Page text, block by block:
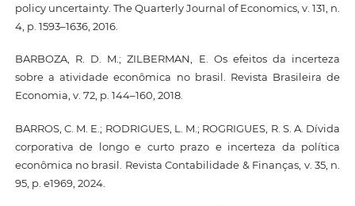
policy uncertainty. The Quarterly Journal of Economics, v. 131, n.
4, p. 1593–1636, 2016.
BARBOZA, R. D. M.; ZILBERMAN, E. Os efeitos da incerteza
sobre a atividade econômica no brasil. Revista Brasileira de
Economia, v. 72, p. 144–160, 2018.
BARROS, C. M. E.; RODRIGUES, L. M.; ROGRIGUES, R. S. A. Dívida
corporativa de longo e curto prazo e incerteza da política
econômica no brasil. Revista Contabilidade & Finanças, v. 35, n.
95, p. e1969, 2024.